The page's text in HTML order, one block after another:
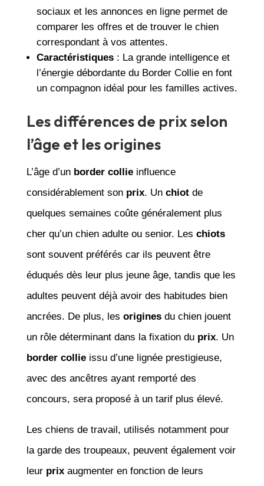
sociaux et les annonces en ligne permet de
comparer les offres et de trouver le chien
correspondant à vos attentes.
Caractéristiques: La grande intelligence et
l’énergie débordante du Border Collie en font
un compagnon idéal pour les familles actives.
Les différences de prix selon
l’âge et les origines
L’âge d’un border collieinfluence
considérablement son prix. Un chiotde
quelques semaines coûte généralement plus
cher qu’un chien adulte ou senior. Les chiots
sont souvent préférés car ils peuvent être
éduqués dès leur plus jeune âge, tandis que les
adultes peuvent déjà avoir des habitudes bien
ancrées. De plus, les originesdu chien jouent
un rôle déterminant dans la fixation du prix. Un
border collieissu d’une lignée prestigieuse,
avec des ancêtres ayant remporté des
concours, sera proposé à un tarif plus élevé.
Les chiens de travail, utilisés notamment pour
la garde des troupeaux, peuvent également voir
leur prixaugmenter en fonction de leurs